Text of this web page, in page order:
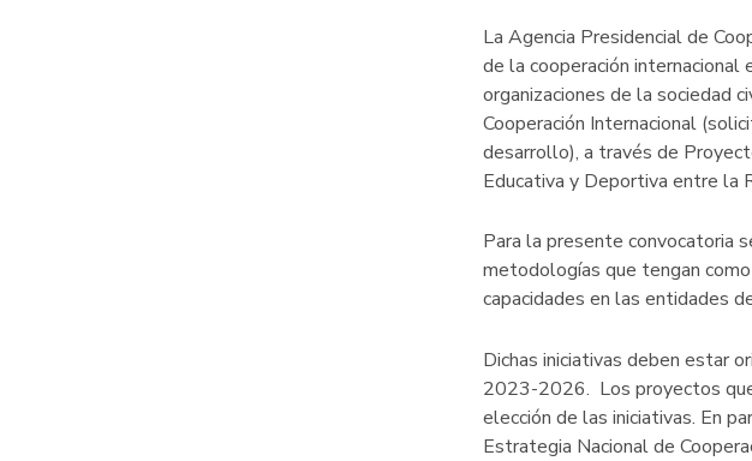
La Agencia Presidencial de
de la cooperación
organizaciones de la sociedad
Cooperación Internacional
desarrollo), a través de
Educativa y Deportiva entre la
Para la presente convocatoria
metodologías que tengan
capacidades en las entidades
Dichas iniciativas deben estar
2023-2026. Los proyectos
elección de las iniciativas. En
Estrategia Nacional de